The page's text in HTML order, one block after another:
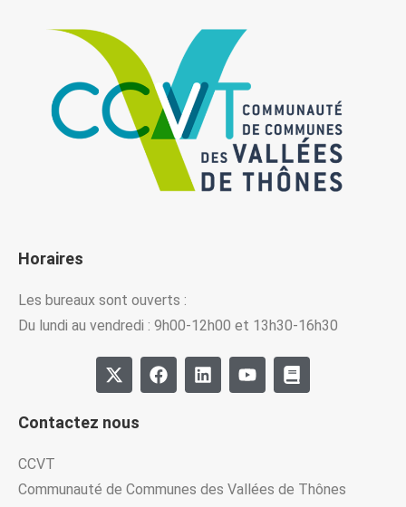
Horaires
Les bureaux sont ouverts :
Du lundi au vendredi : 9h00-12h00 et 13h30-16h30
Contactez nous
CCVT
Communauté de Communes des Vallées de Thônes